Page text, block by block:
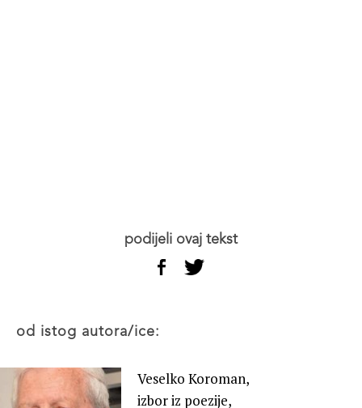
podijeli ovaj tekst
od istog autora/ice:
Veselko Koroman,
izbor iz poezije,